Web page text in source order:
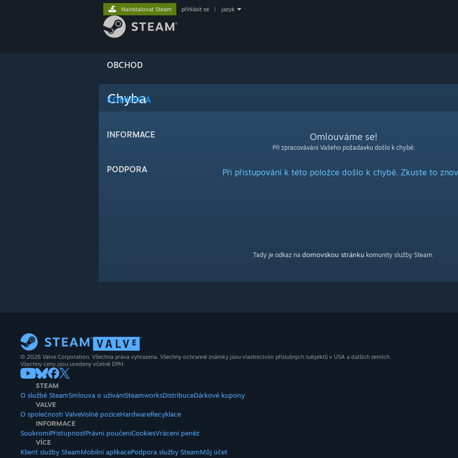
OBCHOD
KOMUNITA
INFORMACE
PODPORA
Nainstalovat Steam přihlásit se jazyk
Chyba
Omlouváme se!
Při zpracovávání Vašeho požadavku došlo k chybě:
Při přistupování k této položce došlo k chybě. Zkuste to
Tady je odkaz na domovskou stránku komunity služby Steam.
© 2026 Valve Corporation. Všechna práva vyhrazena. Všechny ochranné známky jsou vlastnictvím příslušných subjektů v USA a dalších zemích.
Všechny ceny jsou uvedeny včetně DPH.
STEAM
O službě SteamSmlouva o užíváníSteamworksDistribuceDárkové kupony
VALVE
O společnosti ValveVolné poziceHardwareRecyklace
INFORMACE
SoukromíPřístupnostPrávní poučeníCookiesVrácení peněz
VÍCE
Klient služby SteamMobilní aplikacePodpora služby SteamMůj účet